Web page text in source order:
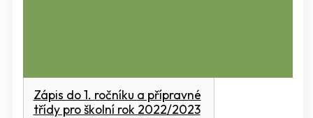
Zápis do 1. ročníku a přípravné
třídy pro školní rok 2022/2023